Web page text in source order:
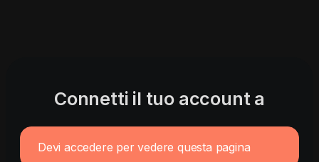
Connetti il tuo account a
Devi accedere per vedere questa pagina